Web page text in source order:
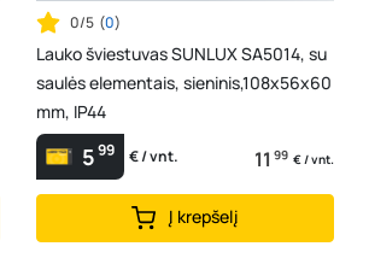
0/5 (0)
Lauko šviestuvas SUNLUX SA5014, su
saulės elementais, sieninis,108x56x60
mm, IP44
599 € / vnt. 11 99 € / vnt.
Į krepšelį